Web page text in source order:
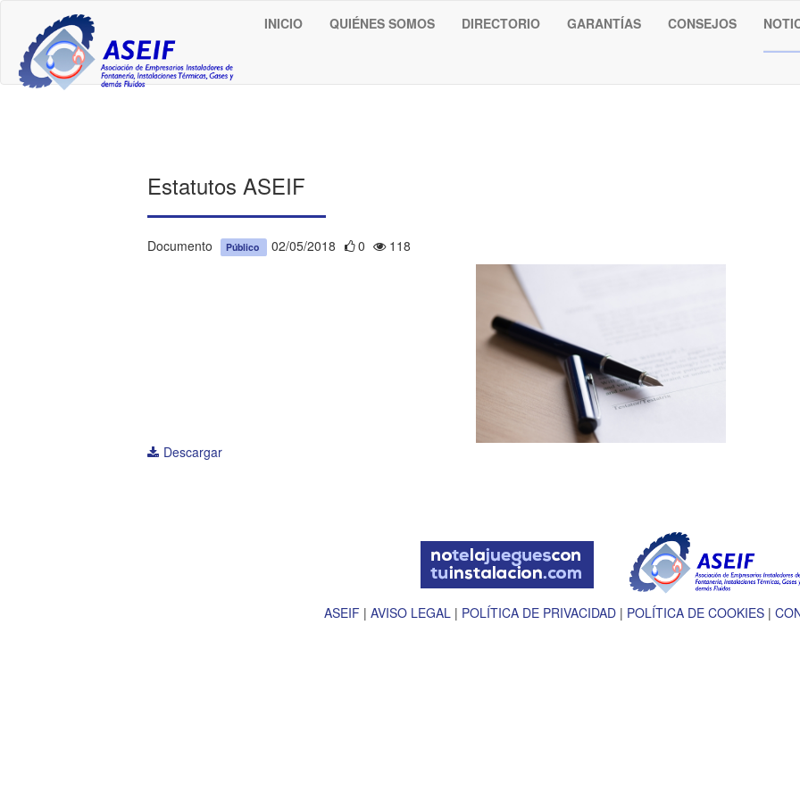
INICIO QUIÉNES SOMOS DIRECTORIO GARANTÍAS CONSEJOS
Estatutos ASEIF
Documento Público 02/05/2018 0 118
Descargar
ASEIF | AVISO LEGAL | POLÍTICA DE PRIVACIDAD | POLÍTICA DE COOKIES |